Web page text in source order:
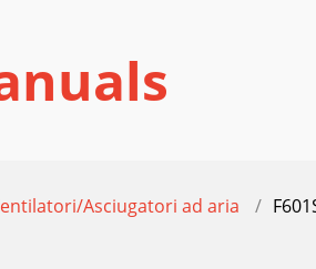
Asciugatori ad aria